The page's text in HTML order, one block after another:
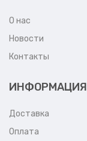
О нас
Новости
Контакты
ИНФОРМАЦИЯ
Доставка
Оплата